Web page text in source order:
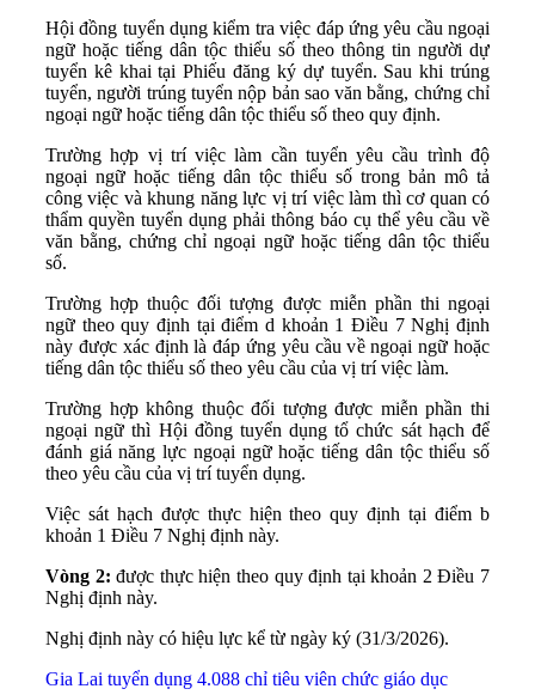
Hội đồng tuyển dụng kiểm tra việc đáp ứng yêu cầu ngoại
ngữ hoặc tiếng dân tộc thiểu số theo thông tin người dự
tuyển kê khai tại Phiếu đăng ký dự tuyển. Sau khi trúng
tuyển, người trúng tuyển nộp bản sao văn bằng, chứng chỉ
ngoại ngữ hoặc tiếng dân tộc thiểu số theo quy định.
Trường hợp vị trí việc làm cần tuyển yêu cầu trình độ
ngoại ngữ hoặc tiếng dân tộc thiểu số trong bản mô tả
công việc và khung năng lực vị trí việc làm thì cơ quan có
thẩm quyền tuyển dụng phải thông báo cụ thể yêu cầu về
văn bằng, chứng chỉ ngoại ngữ hoặc tiếng dân tộc thiểu
số.
Trường hợp thuộc đối tượng được miễn phần thi ngoại
ngữ theo quy định tại điểm d khoản 1 Điều 7 Nghị định
này được xác định là đáp ứng yêu cầu về ngoại ngữ hoặc
tiếng dân tộc thiểu số theo yêu cầu của vị trí việc làm.
Trường hợp không thuộc đối tượng được miễn phần thi
ngoại ngữ thì Hội đồng tuyển dụng tổ chức sát hạch để
đánh giá năng lực ngoại ngữ hoặc tiếng dân tộc thiểu số
theo yêu cầu của vị trí tuyển dụng.
Việc sát hạch được thực hiện theo quy định tại điểm b
khoản 1 Điều 7 Nghị định này.
Vòng 2: được thực hiện theo quy định tại khoản 2 Điều 7
Nghị định này.
Nghị định này có hiệu lực kể từ ngày ký (31/3/2026).
Gia Lai tuyển dụng 4.088 chỉ tiêu viên chức giáo dục